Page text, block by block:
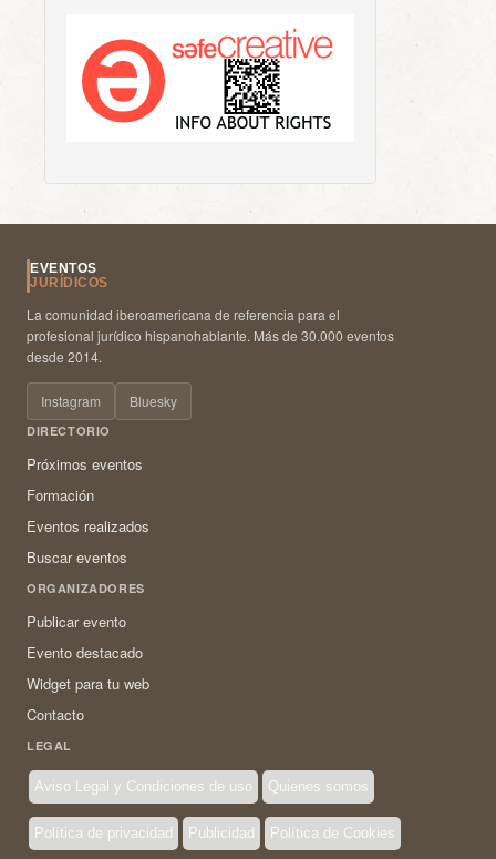
EVENTOS
JURÍDICOS
La comunidad iberoamericana de referencia para el
profesional jurídico hispanohablante. Más de 30.000 eventos
desde 2014.
Instagram Bluesky
DIRECTORIO
Próximos eventos
Formación
Eventos realizados
Buscar eventos
ORGANIZADORES
Publicar evento
Evento destacado
Widget para tu web
Contacto
LEGAL
Aviso Legal y Condiciones de uso Quienes somos
Política de privacidad Publicidad Política de Cookies